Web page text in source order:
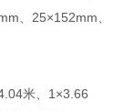
、25×152mm、
米、1×3.66